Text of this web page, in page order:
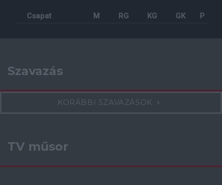
Csapat M RG KG GK P
Szavazás
KORÁBBI SZAVAZÁSOK
TV műsor